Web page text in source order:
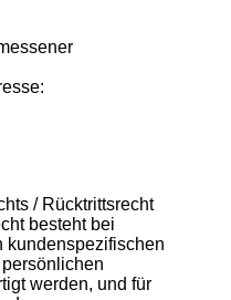
/ Rücktrittsrecht
besteht bei
kundenspezifischen
werden, und für